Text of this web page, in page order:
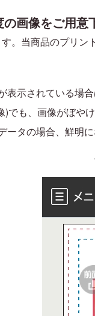
画像をご用意
。当商品のプリ
示されている場
も、画像がぼや
タの場合、鮮明に